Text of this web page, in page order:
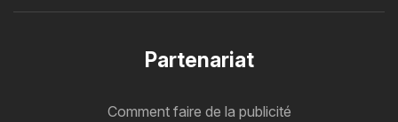
Partenariat
Comment faire de la publicité